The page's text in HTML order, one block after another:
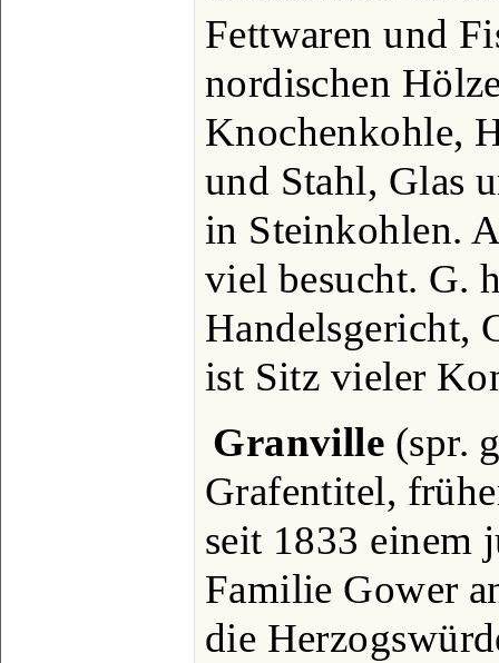
Fettwaren und
nordischen
Knochenkohle,
und Stahl, Glas
in Steinkohlen.
viel besucht. G.
Handelsgericht,
ist Sitz vieler
Granville (spr.
Grafentitel,
seit 1833 einem
Familie Gower
die